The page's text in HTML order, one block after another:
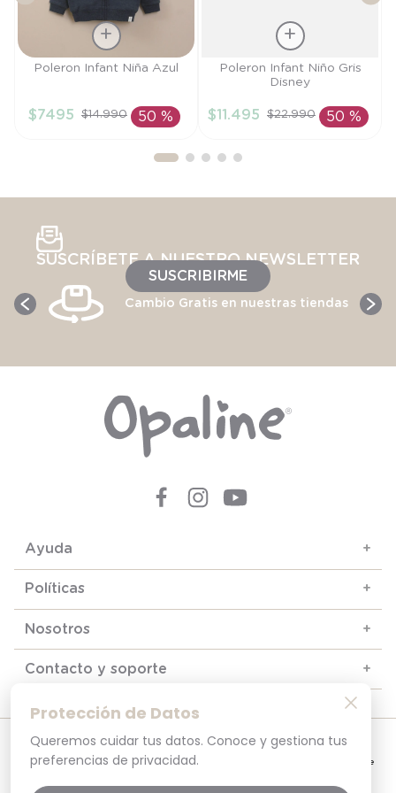
Protección de Datos
Queremos cuidar tus datos. Conoce y gestiona tus
preferencias de privacidad.
Talla
AÑADIR AL
Poleron Infant Niña Azul
$7495 $14.990 50 %
Talla
AÑADIR AL
Poleron Infant Niño Gris
Disney
$11 .495 $22.990 50 %
SUSCRÍBETE A NUESTRO NEWSLETTER
SUSCRIBIRME
Cambio Gratis en nuestras tiendas
Ayuda +
Políticas +
Nosotros +
Contacto y soporte +
© 2025. Todos los derechos reservados
Por tu seguridad, recuerda revisar siempre en tu navegador que el sitio que
visitas sea la versión oficial. La dirección opaline.cl es la única del sitio oficial de
opaline.cl es 100% seguro.